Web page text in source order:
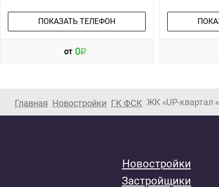
ПОКАЗАТЬ ТЕЛЕФОН
от 0
Главная Новостройки ГК ФСК ЖК «UP-квартал
Новостройки
Застройщики